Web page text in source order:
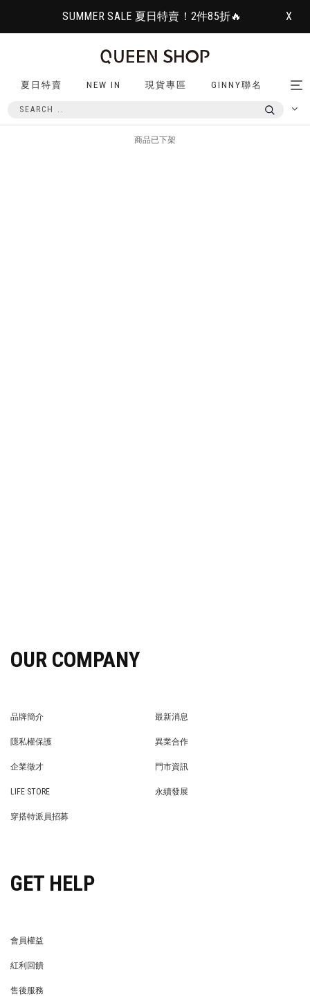
SUMMER SALE 夏日特賣！2件85折🔥 X
夏日特賣 NEW IN 現貨專區 GINNY聯名
商品已下架
OUR COMPANY
品牌簡介
最新消息
隱私權保護
異業合作
企業徵才
門市資訊
LIFE STORE
永續發展
穿搭特派員招募
GET HELP
會員權益
紅利回饋
售後服務